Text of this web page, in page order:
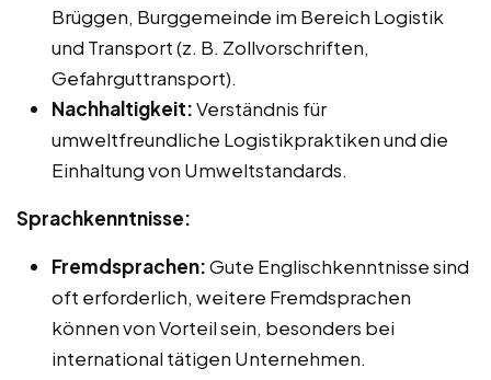
Brüggen, Burggemeinde im Bereich Logistik
und Transport (z. B. Zollvorschriften,
Gefahrguttransport).
Nachhaltigkeit:Verständnis für
umweltfreundliche Logistikpraktiken und die
Einhaltung von Umweltstandards.
Sprachkenntnisse:
Fremdsprachen:Gute Englischkenntnisse sind
oft erforderlich, weitere Fremdsprachen
können von Vorteil sein, besonders bei
international tätigen Unternehmen.